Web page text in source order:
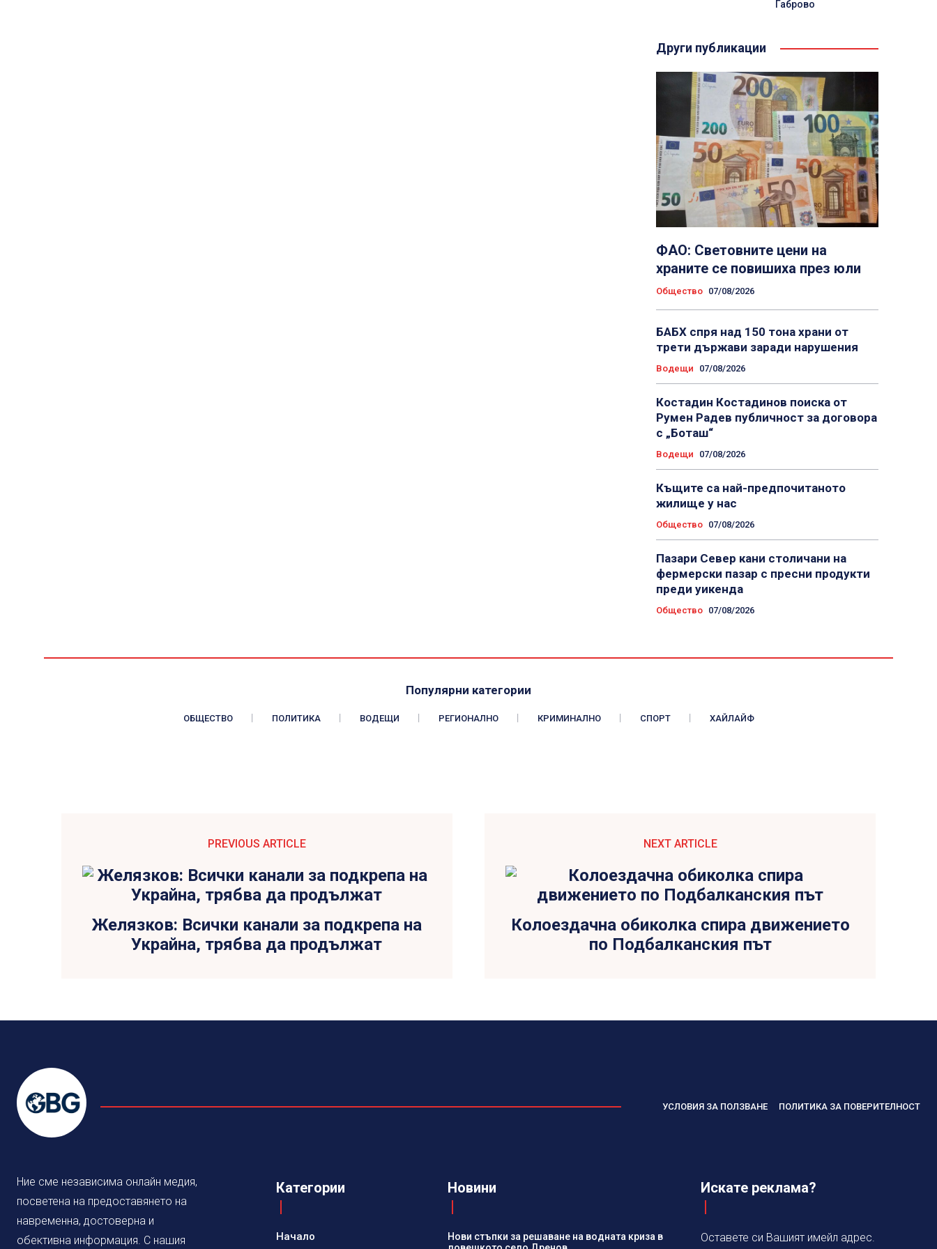
Габрово
Други публикации
ФАО: Световните цени на
храните се повишиха през юли
Общество 07/08/2026
БАБХ спря над 150 тона храни от
трети държави заради нарушения
Водещи 07/08/2026
Костадин Костадинов поиска от
Румен Радев публичност за договора
с „Боташ“
Водещи 07/08/2026
Къщите са най-предпочитаното
жилище у нас
Общество 07/08/2026
Пазари Север кани столичани на
фермерски пазар с пресни продукти
преди уикенда
Общество 07/08/2026
Популярни категории
ОБЩЕСТВО ПОЛИТИКА ВОДЕЩИ РЕГИОНАЛНО КРИМИНАЛНО СПОРТ ХАЙЛАЙФ
PREVIOUS ARTICLE
Желязков: Всички канали за подкрепа на
Украйна, трябва да продължат
NEXT ARTICLE
Колоездачна обиколка спира движението
по Подбалканския път
УСЛОВИЯ ЗА ПОЛЗВАНЕ ПОЛИТИКА ЗА ПОВЕРИТЕЛНОСТ
Ние сме независима онлайн медия,
посветена на предоставянето на
навременна, достоверна и
обективна информация. С нашия
Категории
Начало
Новини
Нови стъпки за решаване на водната криза в
Искате реклама?
Оставете си Вашият имейл адрес.